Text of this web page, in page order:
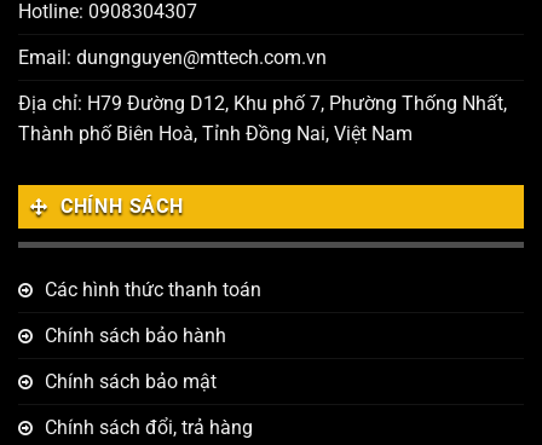
Hotline: 0908304307
Email: dungnguyen@mttech.com.vn
Địa chỉ: H79 Đường D12, Khu phố 7, Phường Thống Nhất,
Thành phố Biên Hoà, Tỉnh Đồng Nai, Việt Nam
CHÍNH SÁCH
Các hình thức thanh toán
Chính sách bảo hành
Chính sách bảo mật
Chính sách đổi, trả hàng